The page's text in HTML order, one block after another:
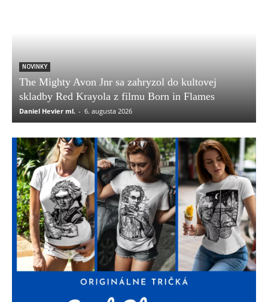
NOVINKY
The Mighty Avon Jnr sa zahryzol do kultovej
skladby Red Krayola z filmu Born in Flames
Daniel Hevier ml. - 6. augusta 2026